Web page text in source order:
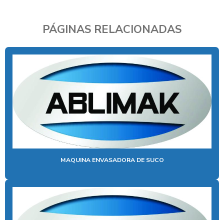
MAQUINA PARA COBRIR TORTAS
MÁQUINA ENVASADORA DE ÁGUA
MAQUINA ENVASADORA FABRICANTE
MAQUINA ENVASADORA DE IOGURTE
MAQUINA ENVASADORA DE SUCO
MAQUINA DE ENVASAR
MAQUINA DE ENVASAR IOGURTE
MAQUINA FABRICAR TORTAS
MAQUINA DE RECHEAR PAO DE ALHO
PÁGINAS RELACIONADAS
MAQUINA ENVASADORA DE SUCO